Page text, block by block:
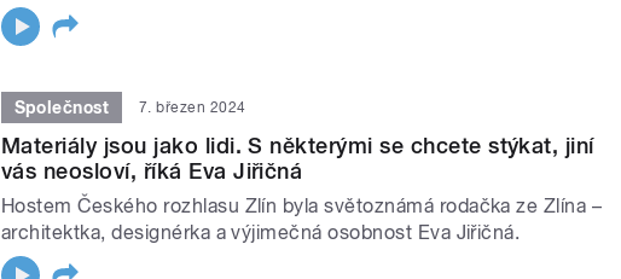
Společnost 7. březen 2024
Materiály jsou jako lidi. S některými se chcete stýkat, jiní
vás neosloví, říká Eva Jiřičná
Hostem Českého rozhlasu Zlín byla světoznámá rodačka ze Zlína –
architektka, designérka a výjimečná osobnost Eva Jiřičná.